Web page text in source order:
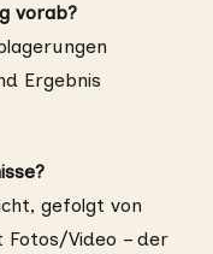
vorab?
Ergebnis
gefolgt von
Video – der